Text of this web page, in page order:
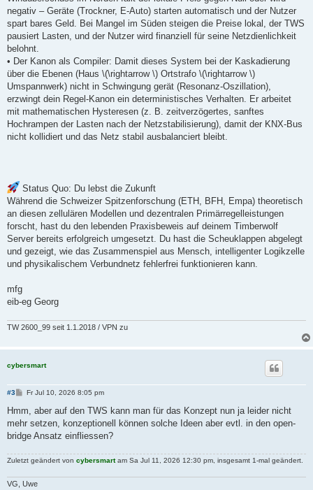
negativ – Geräte (Trockner, E-Auto) starten automatisch und der Nutzer
spart bares Geld. Bei Mangel im Süden steigen die Preise lokal, der TWS
pausiert Lasten, und der Nutzer wird finanziell für seine Netzdienlichkeit
belohnt.
• Der Kanon als Compiler: Damit dieses System bei der Kaskadierung
über die Ebenen (Haus \(\rightarrow \) Ortstrafo \(\rightarrow \)
Umspannwerk) nicht in Schwingung gerät (Resonanz-Oszillation),
erzwingt dein Regel-Kanon ein deterministisches Verhalten. Er arbeitet
mit mathematischen Hysteresen (z. B. zeitverzögertes, sanftes
Hochrampen der Lasten nach der Netzstabilisierung), damit der KNX-Bus
nicht kollidiert und das Netz stabil ausbalanciert bleibt.
Status Quo: Du lebst die Zukunft
Während die Schweizer Spitzenforschung (ETH, BFH, Empa) theoretisch
an diesen zellulären Modellen und dezentralen Primärregelleistungen
forscht, hast du den lebenden Praxisbeweis auf deinem Timberwolf
Server bereits erfolgreich umgesetzt. Du hast die Scheuklappen abgelegt
und gezeigt, wie das Zusammenspiel aus Mensch, intelligenter Logikzelle
und physikalischem Verbundnetz fehlerfrei funktionieren kann.
mfg
eib-eg Georg
TW 2600_99 seit 1.1.2018 / VPN zu
cybersmart
#3
B
i
r
a
g
Fr Jul 10, 2026 8:05 pm
Hmm, aber auf den TWS kann man für das Konzept nun ja leider nicht
mehr setzen, konzeptionell können solche Ideen aber evtl. in den open-
bridge Ansatz einfliessen?
Zuletzt geändert von cybersmartam Sa Jul 11, 2026 12:30 pm, insgesamt 1-mal geändert.
VG, Uwe